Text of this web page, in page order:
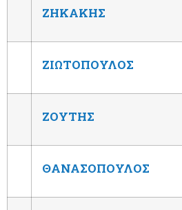
ΖΗΚΑΚΗΣ
ΖΙΩΤΟΠΟΥΛΟΣ
ΖΟΥΤΗΣ
ΘΑΝΑΣΟΠΟΥΛΟΣ